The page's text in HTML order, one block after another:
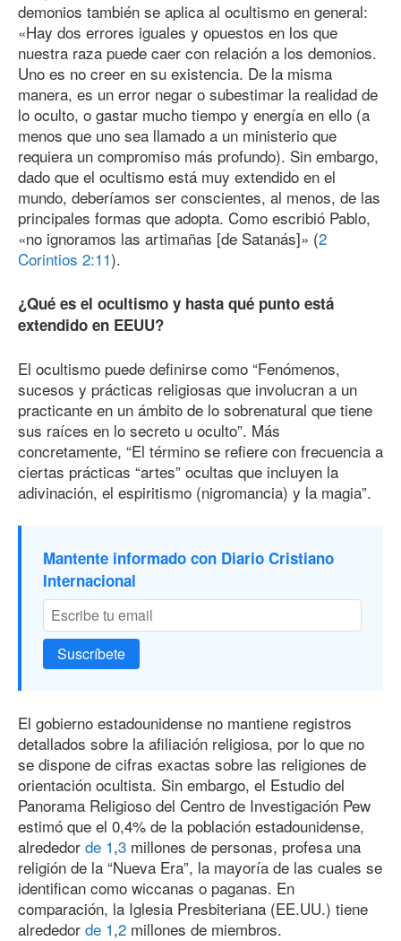
demonios también se aplica al ocultismo en general:
«Hay dos errores iguales y opuestos en los que
nuestra raza puede caer con relación a los demonios.
Uno es no creer en su existencia. De la misma
manera, es un error negar o subestimar la realidad de
lo oculto, o gastar mucho tiempo y energía en ello (a
menos que uno sea llamado a un ministerio que
requiera un compromiso más profundo). Sin embargo,
dado que el ocultismo está muy extendido en el
mundo, deberíamos ser conscientes, al menos, de las
principales formas que adopta. Como escribió Pablo,
«no ignoramos las artimañas [de Satanás]» (2
Corintios 2:11).
¿Qué es el ocultismo y hasta qué punto está
extendido en EEUU?
El ocultismo puede definirse como “Fenómenos,
sucesos y prácticas religiosas que involucran a un
practicante en un ámbito de lo sobrenatural que tiene
sus raíces en lo secreto u oculto”. Más
concretamente, “El término se refiere con frecuencia a
ciertas prácticas “artes” ocultas que incluyen la
adivinación, el espiritismo (nigromancia) y la magia”.
Mantente informado con Diario Cristiano
Internacional
Suscríbete
El gobierno estadounidense no mantiene registros
detallados sobre la afiliación religiosa, por lo que no
se dispone de cifras exactas sobre las religiones de
orientación ocultista. Sin embargo, el Estudio del
Panorama Religioso del Centro de Investigación Pew
estimó que el 0,4% de la población estadounidense,
alrededor de 1,3 millones de personas, profesa una
religión de la “Nueva Era”, la mayoría de las cuales se
identifican como wiccanas o paganas. En
comparación, la Iglesia Presbiteriana (EE.UU.) tiene
alrededor de 1,2 millones de miembros.